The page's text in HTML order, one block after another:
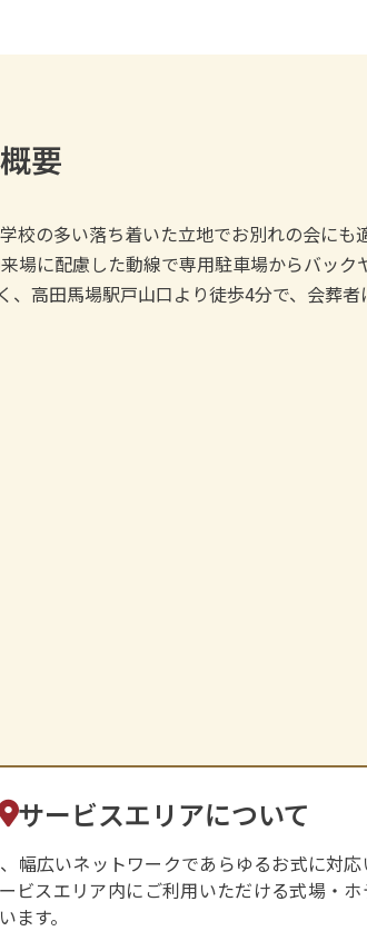
要
の多い落ち着いた立地でお別れの会にも
場に配慮した動線で専用駐車場からバック
高田馬場駅戸山口より徒歩4分で、会葬者
サービスエリアについて
幅広いネットワークであらゆるお式に対応
ビスエリア内にご利用いただける式場・ホ
ます。